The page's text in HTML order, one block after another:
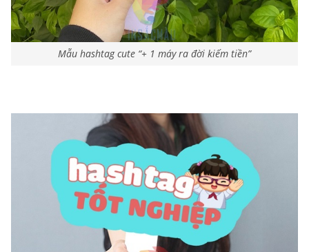
Mẫu hashtag cute “+ 1 máy ra đời kiếm tiền”